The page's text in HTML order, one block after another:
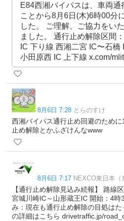
E84西湘バイパスは、車両通
ことから8月6日(木)6時00分
した。 ご理解、ご協力をい
ました。 通行止め解除区間
IC 下り線 西湘二宮 IC〜石
小田原西 IC 上下線 x.com/
8月6日 7:28 とらのすけ
西湘バイパス通行止め回避のため
止め解除とかふざけんなwww
8月6日 7:17 NEXCO東日本（
【通行止め解除見込み続報】 路線
宮城川崎IC～山形蔵王IC 開始：4時
み：現在も通行止め解除の目処は
の詳細はこちら drivetraffic.jp/